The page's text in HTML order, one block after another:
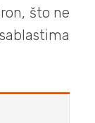
što ne